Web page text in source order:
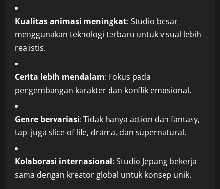
Kualitas animasi meningkat: Studio besar
menggunakan teknologi terbaru untuk visual lebih
realistis.
Cerita lebih mendalam: Fokus pada
pengembangan karakter dan konflik emosional.
Genre bervariasi: Tidak hanya action dan fantasy,
tapi juga slice of life, drama, dan supernatural.
Kolaborasi internasional: Studio Jepang bekerja
sama dengan kreator global untuk konsep unik.